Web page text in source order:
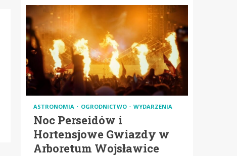
ASTRONOMIA OGRODNICTWO WYDARZENIA
Noc Perseidów i
Hortensjowe Gwiazdy w
Arboretum Wojsławice